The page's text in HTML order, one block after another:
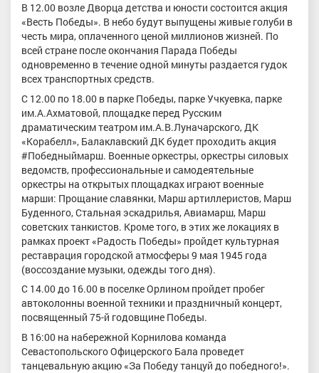
В 12.00 возле Дворца детства и юности состоится акция
«Весть Победы». В небо будут выпущены живые голуби в
честь мира, оплаченного ценой миллионов жизней. По
всей стране после окончания Парада Победы
одновременно в течение одной минуты раздается гудок
всех транспортных средств.
С 12.00 по 18.00 в парке Победы, парке Учкуевка, парке
им.А.Ахматовой, площадке перед Русским
драматическим театром им.А.В.Луначарского, ДК
«Корабелл», Балаклавский ДК будет проходить акция
#Победныймарш. Военные оркестры, оркестры силовых
ведомств, профессиональные и самодеятельные
оркестры на открытых площадках играют военные
марши: Прощание славянки, Марш артиллеристов, Марш
Буденного, Стальная эскадрилья, Авиамарш, Марш
советских танкистов. Кроме того, в этих же локациях в
рамках проект «Радость Победы» пройдет культурная
реставрация городской атмосферы 9 мая 1945 года
(воссоздание музыки, одежды того дня).
С 14.00 до 16.00 в поселке Орлином пройдет пробег
автоколонны военной техники и праздничный концерт,
посвященный 75-й годовщине Победы.
В 16:00 на набережной Корнилова команда
Севастопольского Офицерского Бала проведет
танцевальную акцию «За Победу танцуй до победного!».